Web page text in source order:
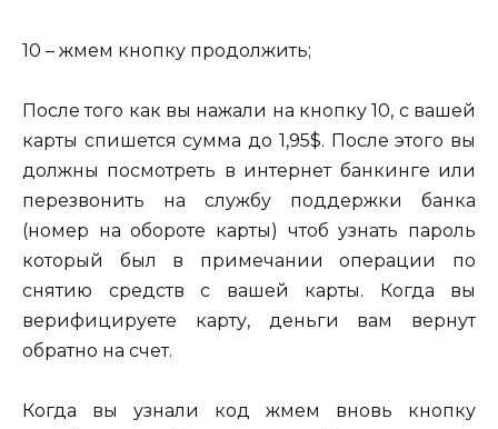
10 – жмем кнопку продолжить;
После того как вы нажали на кнопку 10, с вашей
карты спишется сумма до 1,95$. После этого вы
должны посмотреть в интернет банкинге или
перезвонить на службу поддержки банка
(номер на обороте карты) чтоб узнать пароль
который был в примечании операции по
снятию средств с вашей карты. Когда вы
верифицируете карту, деньги вам вернут
обратно на счет.
Когда вы узнали код жмем вновь кнопку